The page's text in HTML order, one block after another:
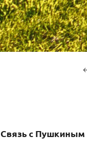
Связь с Пушкиным